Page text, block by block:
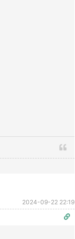
2024-09-22 22:19